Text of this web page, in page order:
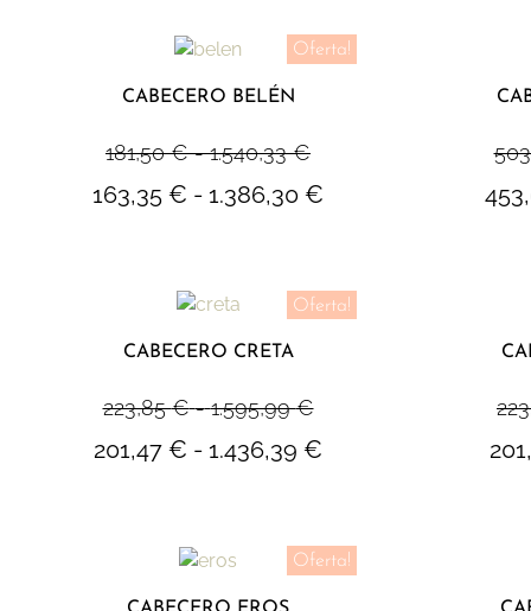
Oferta!
CABECERO BELÉN
181,50€ - 1.540,33€
163,35 € - 1.386,30 €
Oferta!
CABECERO CRETA
223,85€ - 1.595,99€
201,47 € - 1.436,39 €
Oferta!